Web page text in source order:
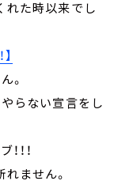
れた時以来でし
。
らない宣言をし
！！
ません。